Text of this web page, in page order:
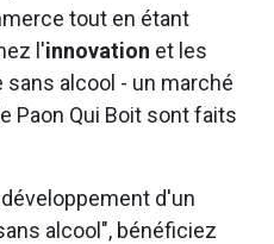
tout en étant
l'innovation et les
sans alcool - un marché
Paon Qui Boit sont faits
d'un
alcool", bénéficiez